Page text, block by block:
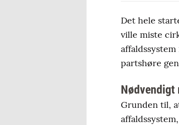
Det hele
ville miste
partshøre
Nødvendigt
Grunden til,